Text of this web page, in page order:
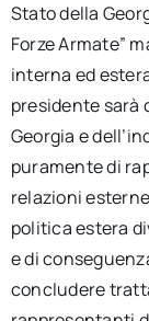
Stato della
Forze Armate”
interna ed
presidente sarà
Georgia e
puramente di
relazioni
politica estera
e di
concludere